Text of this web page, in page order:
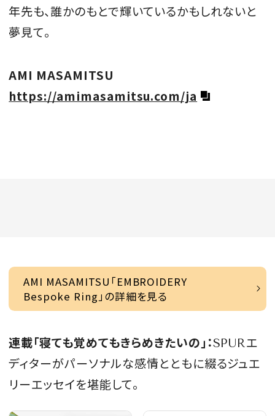
年先も、誰かのもとで輝いているかもしれないと
夢見て。
AMI MASAMITSU
https://amimasamitsu.com/ja
AMI MASAMITSU「EMBROIDERY
Bespoke Ring」の詳細を見る
連載「寝ても覚めてもきらめきたいの」：SPURエ
ディターがパーソナルな感情とともに綴るジュエ
リーエッセイを堪能して。